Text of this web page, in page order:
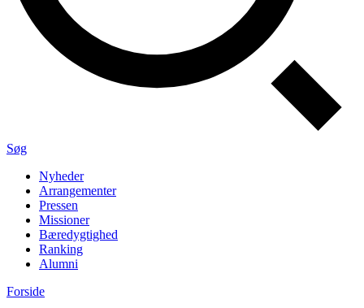
Søg
Nyheder
Arrangementer
Pressen
Missioner
Bæredygtighed
Ranking
Alumni
Forside